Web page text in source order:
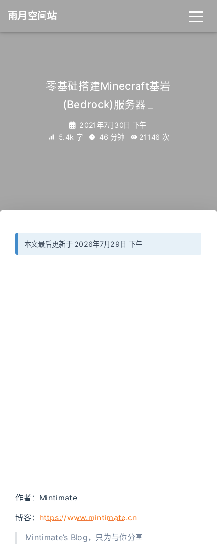
雨月空间站
零基础搭建Minecraft基岩
(Bedrock)服务器
2021年7月30日 下午
5.4k 字
46 分钟 21146 次
本文最后更新于 2026年7月29日 下午
作者：Mintimate
博客： https://www.mintimate.cn
Mintimate’s Blog，只为与你分享